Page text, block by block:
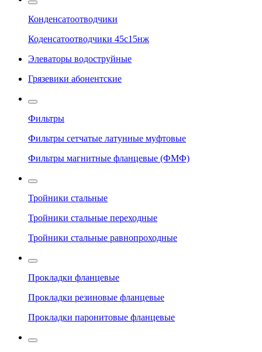
Конденсатоотводчики
Коденсатоотводчики 45с15нж
Элеваторы водоструйные
Грязевики абонентские
Фильтры
Фильтры сетчатые латунные муфтовые
Фильтры магнитные фланцевые (ФМФ)
Тройники стальные
Тройники стальные переходные
Тройники стальные равнопроходные
Прокладки фланцевые
Прокладки резиновые фланцевые
Прокладки паронитовые фланцевые